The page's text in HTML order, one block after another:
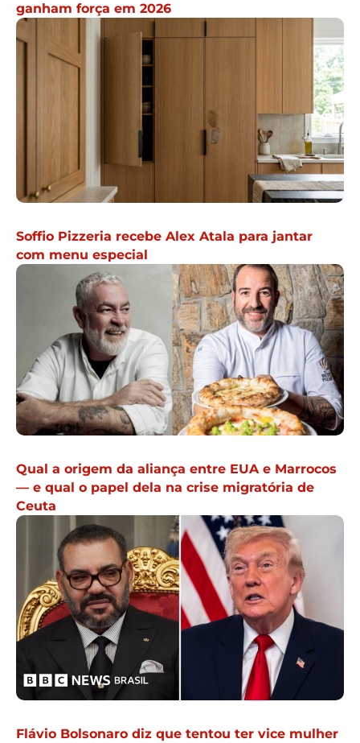
ganham força em 2026
Soffio Pizzeria recebe Alex Atala para jantar
com menu especial
Qual a origem da aliança entre EUA e Marrocos
— e qual o papel dela na crise migratória de
Ceuta
Flávio Bolsonaro diz que tentou ter vice mulher